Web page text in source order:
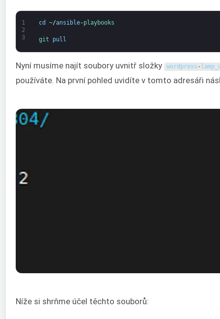
1
2
3
cd ~/ansible-playbooks
git pull
Nyní musíme najít soubory uvnitř složky wordpress -
používáte. Na první pohled uvidíte v tomto adresáři
Níže si shrňme účel těchto souborů: